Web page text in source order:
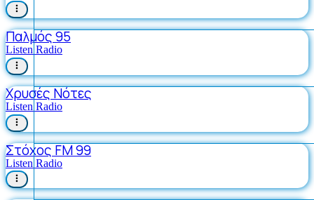
Παλμός 95
Listen Radio
Χρυσές Νότες
Listen Radio
Στόχος FM 99
Listen Radio